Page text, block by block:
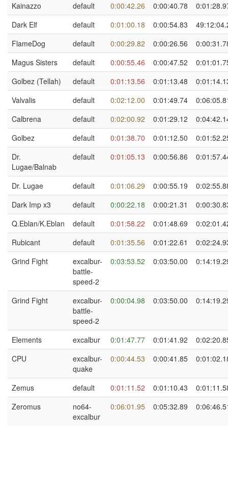
Kainazzo
default 0:00:42.26 0:00:40.78
Dark Elf
default 0:01:00.18 0:00:54.83
FlameDog
default 0:00:29.82 0:00:26.56
Magus Sisters
default 0:00:55.46 0:00:47.52
Golbez (Tellah)
default 0:01:13.56 0:01:13.48
Valvalis
default 0:02:12.00 0:01:49.74
Calbrena
default 0:02:00.92 0:01:29.12
Golbez
default 0:01:38.70 0:01:12.50
Dr.
Lugae/Balnab
default 0:01:05.13 0:00:56.86
Dr. Lugae default 0:01:06.29 0:00:55.19
Dark Imp x3
default 0:00:22.18 0:00:21.31
Q.Eblan/K.Eblan
default 0:01:58.22 0:01:48.69
Rubicant
default 0:01:35.56 0:01:22.61
Grind Fight
excalbur-
battle-
speed-2
0:03:53.52 0:03:50.00
Grind Fight
excalbur-
battle-
speed-2
0:00:04.98 0:03:50.00
Elements excalbur 0:01:47.77 0:01:41.92
CPU
excalbur-
quake
0:00:44.53 0:00:41.85
Zemus default 0:01:11.52 0:01:10.43
Zeromus
no64-
excalbur
0:06:01.95 0:05:32.89